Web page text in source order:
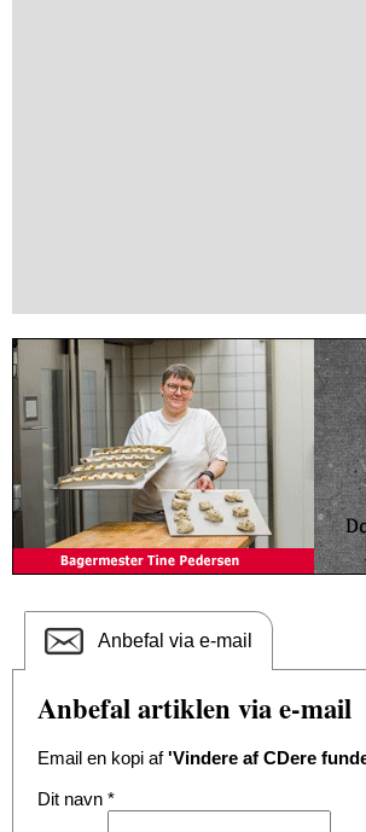
Anbefal via e-mail
Anbefal artiklen via e-mail
Email en kopi af'Vindere af CDere
Dit navn *